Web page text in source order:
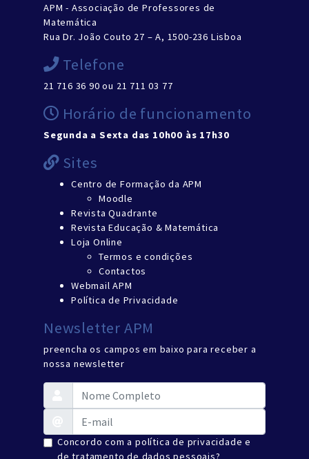
APM - Associação de Professores de
Matemática
Rua Dr. João Couto 27 – A, 1500-236 Lisboa
Telefone
21 716 36 90 ou 21 711 03 77
Horário de funcionamento
Segunda a Sexta das 10h00 às 17h30
Sites
Centro de Formação da APM
Moodle
Revista Quadrante
Revista Educação & Matemática
Loja Online
Termos e condições
Contactos
Webmail APM
Política de Privacidade
Newsletter APM
preencha os campos em baixo para receber a
nossa newsletter
Concordo com a política de privacidade e
de tratamento de dados pessoais?